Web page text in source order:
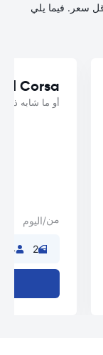
سعر. فيما يلي
Corsa
أو ما شابه ذلك
من/اليوم
2
4